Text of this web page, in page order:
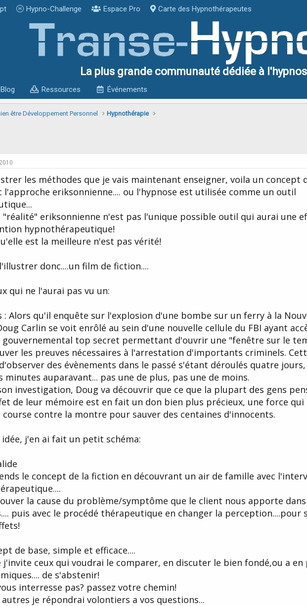
Hypno-Challenge Espace Pro Carte des Hypnothérapeutes
La plus grande communauté dédiée à
Blog Ressources Événements
être Développement Personnel Hypnothérapie
les méthodes que je vais maintenant enseigner, voila un concept
l'approche eriksonnienne.... ou l'hypnose est utilisée comme un outil
"réalité" eriksonnienne n'est pas l'unique possible outil qui aurai une
hypnothérapeutique!
est la meilleure n'est pas vérité!
donc....un film de fiction....
qui ne l'aurai pas vu un:
: Alors qu'il enquête sur l'explosion d'une bombe sur un ferry à la
Carlin se voit enrôlé au sein d'une nouvelle cellule du FBI ayant
gouvernemental top secret permettant d'ouvrir une "fenêtre sur le
les preuves nécessaires à l'arrestation d'importants criminels.
des évènements dans le passé s'étant déroulés quatre
minutes auparavant... pas une de plus, pas une de moins.
investigation, Doug va découvrir que ce que la plupart des gens
de leur mémoire est en fait un don bien plus précieux, une force qui
course contre la montre pour sauver des centaines d'innocents.
j'en ai fait un petit schéma:
le concept de la fiction en découvrant un air de famille avec
la cause du problème/symptôme que le client nous apporte
puis avec le procédé thérapeutique en changer la perception....pour
de base, simple et efficace....
j'invite ceux qui voudrai le comparer, en discuter le bien fondé,ou a
de s'abstenir!
interresse pas? passez votre chemin!
je répondrai volontiers a vos questions...